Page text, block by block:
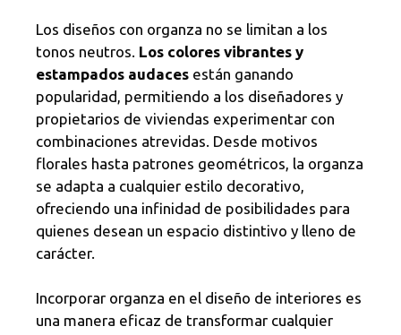
Los diseños con organza no se limitan a los
tonos neutros. Los colores vibrantes y
estampados audaces están ganando
popularidad, permitiendo a los diseñadores y
propietarios de viviendas experimentar con
combinaciones atrevidas. Desde motivos
florales hasta patrones geométricos, la organza
se adapta a cualquier estilo decorativo,
ofreciendo una infinidad de posibilidades para
quienes desean un espacio distintivo y lleno de
carácter.
Incorporar organza en el diseño de interiores es
una manera eficaz de transformar cualquier